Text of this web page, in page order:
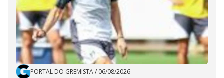
PORTAL DO GREMISTA/ 06/08/2026